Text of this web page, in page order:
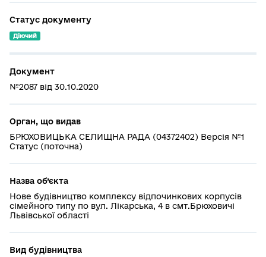
Статус документу
Діючий
Документ
№2087 від 30.10.2020
Орган, що видав
БРЮХОВИЦЬКА СЕЛИЩНА РАДА (04372402) Версія №1
Статус (поточна)
Назва об’єкта
Нове будівництво комплексу відпочинкових корпусів
сімейного типу по вул. Лікарська, 4 в смт.Брюховичі
Львівської області
Вид будівництва